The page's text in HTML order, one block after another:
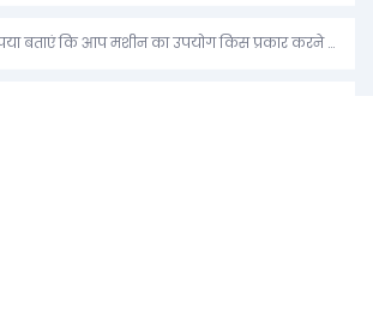
उपयोग का उद्देश्य: कृपया बताएं कि आप मशीन का उपयोग किस प्रकार करने की योजना बना रहे हैं।